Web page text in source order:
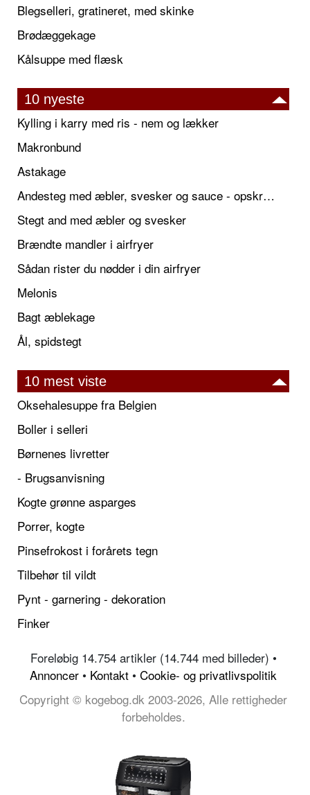
Blegselleri, gratineret, med skinke
Brødæggekage
Kålsuppe med flæsk
10 nyeste
Kylling i karry med ris - nem og lækker
Makronbund
Astakage
Andesteg med æbler, svesker og sauce - opskrift også til jul
Stegt and med æbler og svesker
Brændte mandler i airfryer
Sådan rister du nødder i din airfryer
Melonis
Bagt æblekage
Ål, spidstegt
10 mest viste
Oksehalesuppe fra Belgien
Boller i selleri
Børnenes livretter
- Brugsanvisning
Kogte grønne asparges
Porrer, kogte
Pinsefrokost i forårets tegn
Tilbehør til vildt
Pynt - garnering - dekoration
Finker
Foreløbig 14.754 artikler (14.744 med billeder) •
Annoncer • Kontakt • Cookie- og privatlivspolitik
Copyright © kogebog.dk 2003-2026, Alle rettigheder
forbeholdes.